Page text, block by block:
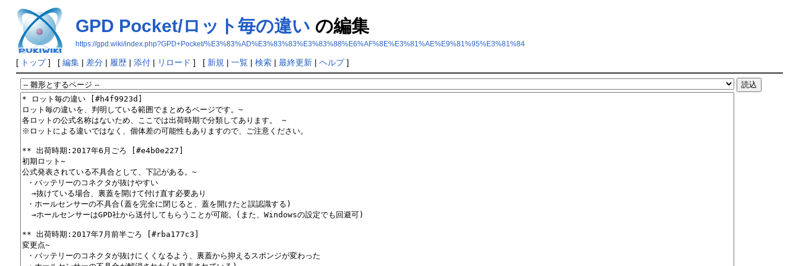
GPD Pocket/ロット毎の違い の編集
https://gpd.wiki/index.php?GPD+Pocket/%E3%83%AD%E3%83%83%E3%83%88%E6%AF%8E%E3%81%AE%E9%81%95%E3%81%84
[ トップ] [ 編集| 差分| 履歴| 添付| リロード ] [ 新規 | 一覧| 検索| 最終更新| ヘルプ]